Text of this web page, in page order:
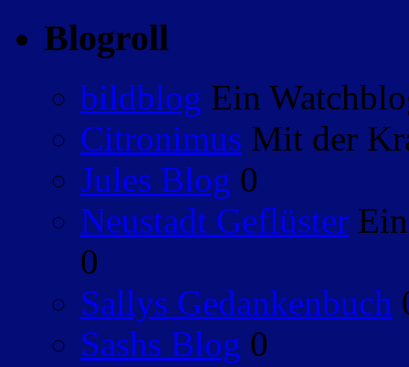
Blogroll
bildblog Ein
Citronimus Mit der
Jules Blog 0
Neustadt Geflüster
0
Sallys Gedankenbuch
Sashs Blog 0